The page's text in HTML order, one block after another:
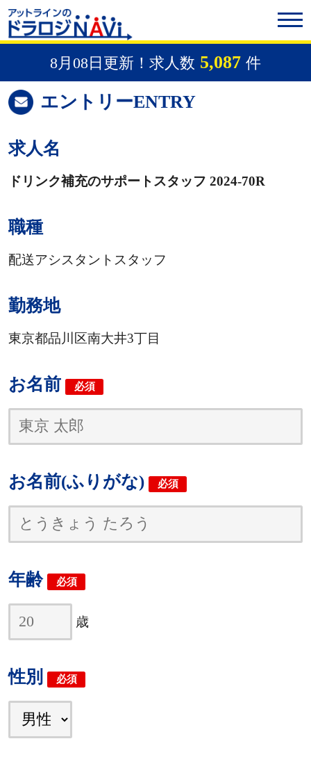
8月08日更新！求人数 5,087 件
エントリーENTRY
求人名
ドリンク補充のサポートスタッフ 2024-70R
職種
配送アシスタントスタッフ
勤務地
東京都品川区南大井3丁目
お名前 必須
お名前(ふりがな) 必須
年齢 必須
歳
性別 必須